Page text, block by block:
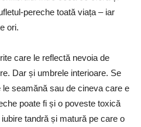
pereche toată viața – iar
ori.
care le reflectă nevoia de
Dar și umbrele interioare. Se
seamănă sau de cineva care e
poate fi și o poveste toxică
tandră și matură pe care o